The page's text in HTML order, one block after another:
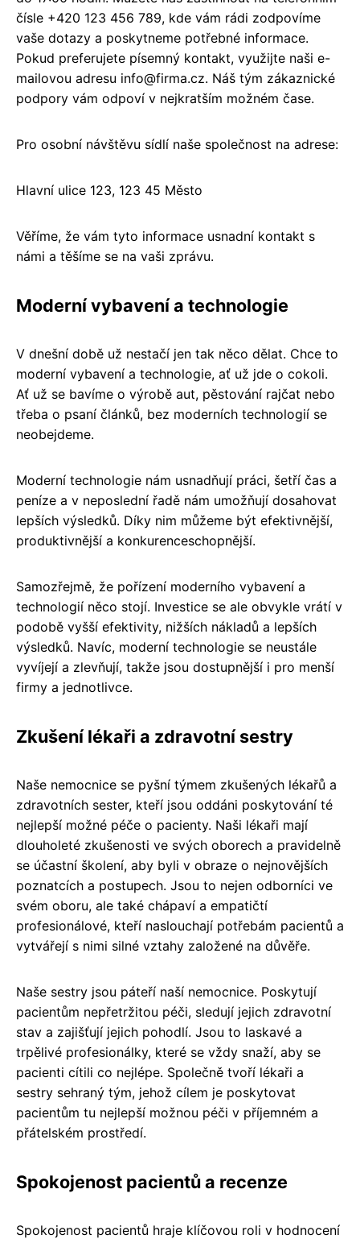
čísle +420 123 456 789, kde vám rádi zodpovíme
vaše dotazy a poskytneme potřebné informace.
Pokud preferujete písemný kontakt, využijte naši e-
mailovou adresu info@firma.cz. Náš tým zákaznické
podpory vám odpoví v nejkratším možném čase.
Pro osobní návštěvu sídlí naše společnost na adrese:
Hlavní ulice 123, 123 45 Město
Věříme, že vám tyto informace usnadní kontakt s
námi a těšíme se na vaši zprávu.
Moderní vybavení a technologie
V dnešní době už nestačí jen tak něco dělat. Chce to
moderní vybavení a technologie, ať už jde o cokoli.
Ať už se bavíme o výrobě aut, pěstování rajčat nebo
třeba o psaní článků, bez moderních technologií se
neobejdeme.
Moderní technologie nám usnadňují práci, šetří čas a
peníze a v neposlední řadě nám umožňují dosahovat
lepších výsledků. Díky nim můžeme být efektivnější,
produktivnější a konkurenceschopnější.
Samozřejmě, že pořízení moderního vybavení a
technologií něco stojí. Investice se ale obvykle vrátí v
podobě vyšší efektivity, nižších nákladů a lepších
výsledků. Navíc, moderní technologie se neustále
vyvíjejí a zlevňují, takže jsou dostupnější i pro menší
firmy a jednotlivce.
Zkušení lékaři a zdravotní sestry
Naše nemocnice se pyšní týmem zkušených lékařů a
zdravotních sester, kteří jsou oddáni poskytování té
nejlepší možné péče o pacienty. Naši lékaři mají
dlouholeté zkušenosti ve svých oborech a pravidelně
se účastní školení, aby byli v obraze o nejnovějších
poznatcích a postupech. Jsou to nejen odborníci ve
svém oboru, ale také chápaví a empatičtí
profesionálové, kteří naslouchají potřebám pacientů a
vytvářejí s nimi silné vztahy založené na důvěře.
Naše sestry jsou páteří naší nemocnice. Poskytují
pacientům nepřetržitou péči, sledují jejich zdravotní
stav a zajišťují jejich pohodlí. Jsou to laskavé a
trpělivé profesionálky, které se vždy snaží, aby se
pacienti cítili co nejlépe. Společně tvoří lékaři a
sestry sehraný tým, jehož cílem je poskytovat
pacientům tu nejlepší možnou péči v příjemném a
přátelském prostředí.
Spokojenost pacientů a recenze
Spokojenost pacientů hraje klíčovou roli v hodnocení